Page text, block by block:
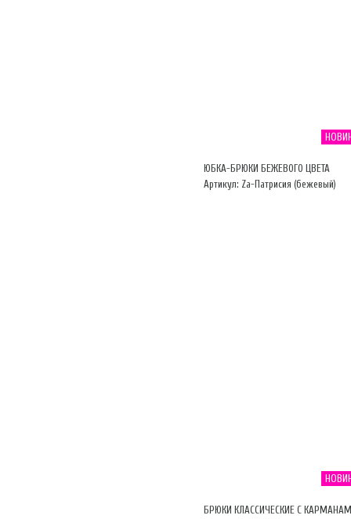
ЮБКА-БРЮКИ БЕЖЕВОГО ЦВЕТА
Артикул: Za-Патрисия (бежевый)
БРЮКИ КЛАССИЧЕСКИЕ С